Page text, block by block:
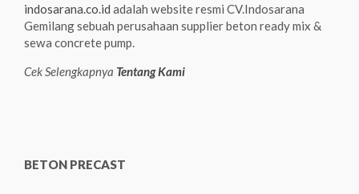
indosarana.co.id adalah website resmi CV.Indosarana
Gemilang sebuah perusahaan supplier beton ready mix &
sewa concrete pump.
Cek Selengkapnya Tentang Kami
BETON PRECAST